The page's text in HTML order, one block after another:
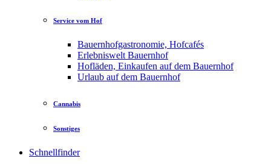
Service vom Hof
Bauernhofgastronomie, Hofcafés
Erlebniswelt Bauernhof
Hofläden, Einkaufen auf dem Bauernhof
Urlaub auf dem Bauernhof
Cannabis
Sonstiges
Schnellfinder